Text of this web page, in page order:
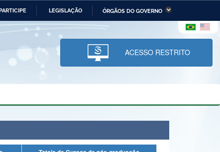
LEGISLAÇÃO ÓRGÃOS DO GOVERNO
da Economia Ministério da Infraestrutura
Ministério da Ciência,
Tecnologia, Inovações e
Comunicações
Humanos
ACESSO RESTRITO